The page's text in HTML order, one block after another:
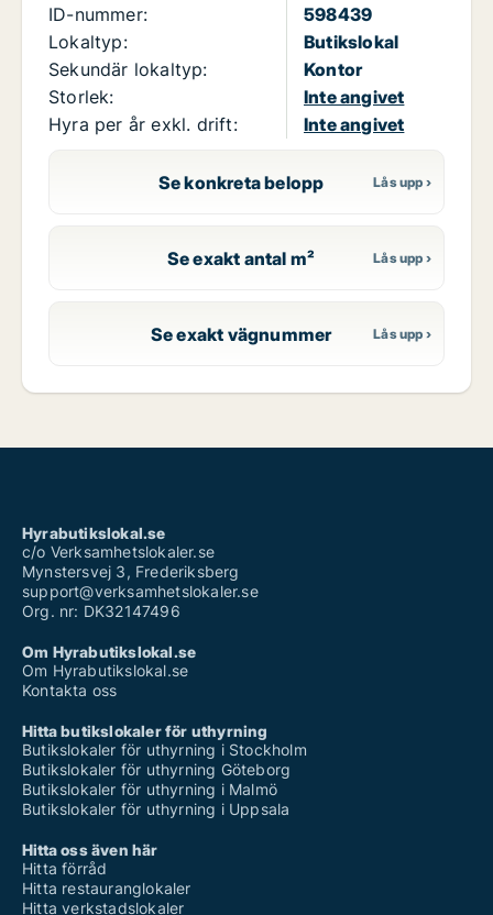
ID-nummer:
598439
Lokaltyp:
Butikslokal
Sekundär lokaltyp:
Kontor
Storlek:
Inte angivet
Hyra per år exkl. drift:
Inte angivet
Se konkreta belopp
Se exakt antal m²
Se exakt vägnummer
Hyrabutikslokal.se
c/o Verksamhetslokaler.se
Mynstersvej 3, Frederiksberg
support@verksamhetslokaler.se
Org. nr: DK32147496
Om Hyrabutikslokal.se
Om Hyrabutikslokal.se
Kontakta oss
Hitta butikslokaler för uthyrning
Butikslokaler för uthyrning i Stockholm
Butikslokaler för uthyrning Göteborg
Butikslokaler för uthyrning i Malmö
Butikslokaler för uthyrning i Uppsala
Hitta oss även här
Hitta förråd
Hitta restauranglokaler
Hitta verkstadslokaler